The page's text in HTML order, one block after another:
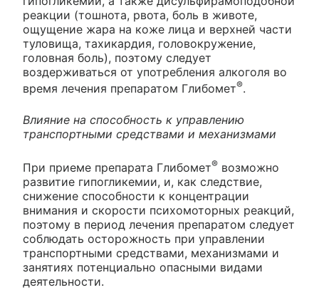
реакции (тошнота, рвота, боль в животе,
ощущение жара на коже лица и верхней части
туловища, тахикардия, головокружение,
головная боль), поэтому следует
воздерживаться от употребления алкоголя во
время лечения препаратом Глибомет®.
Влияние на способность к управлению
транспортными средствами и механизмами
При приеме препарата Глибомет® возможно
развитие гипогликемии, и, как следствие,
снижение способности к концентрации
внимания и скорости психомоторных реакций,
поэтому в период лечения препаратом следует
соблюдать осторожность при управлении
транспортными средствами, механизмами и
занятиях потенциально опасными видами
деятельности.